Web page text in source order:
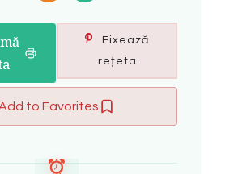
Fixează
rețeta
to Favorites